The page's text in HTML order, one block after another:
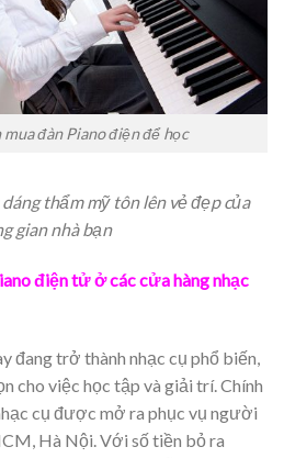
đàn Piano điện để học
thẩm mỹ tôn lên vẻ đẹp của
gian nhà bạn
điện tử ở các cửa hàng nhạc
đang trở thành nhạc cụ phổ biến,
cho việc học tập và giải trí. Chính
cụ được mở ra phục vụ người
Hà Nội. Với số tiền bỏ ra